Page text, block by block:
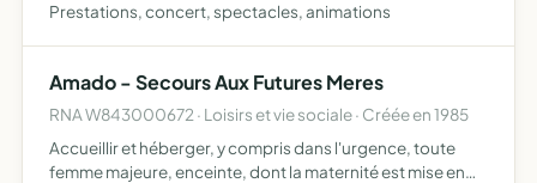
Prestations, concert, spectacles, animations
Amado - Secours Aux Futures Meres
RNA W843000672 · Loisirs et vie sociale · Créée en 1985
Accueillir et héberger, y compris dans l'urgence, toute
femme majeure, enceinte, dont la maternité est mise en